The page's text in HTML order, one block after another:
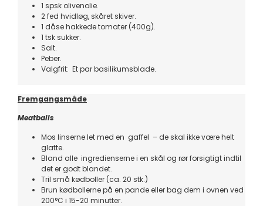
1 spsk olivenolie.
2 fed hvidløg, skåret skiver.
1 dåse hakkede tomater (400g).
1 tsk sukker.
Salt.
Peber.
Valgfrit: Et par basilikumsblade.
Fremgangsmåde
Meatballs
Mos linserne let med en gaffel – de skal ikke være helt
glatte.
Bland alle ingredienserne i en skål og rør forsigtigt indtil
det er godt blandet.
Tril små kødboller (ca. 20 stk.)
Brun kødbollerne på en pande eller bag dem i ovnen ved
200°C i 15-20 minutter.